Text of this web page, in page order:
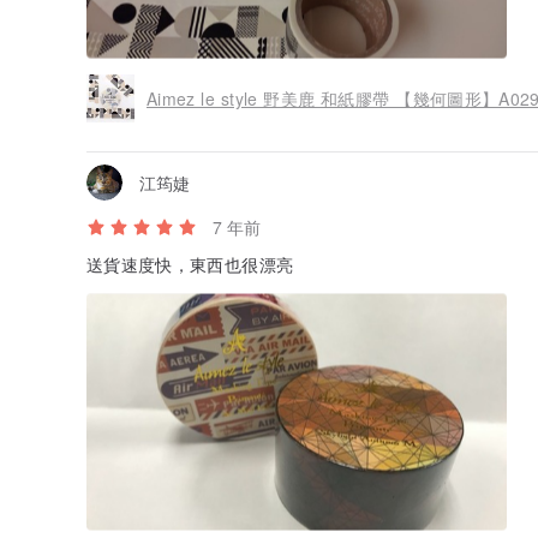
Aimez le style 野美鹿 和紙膠帶 【幾何圖形】
江筠婕
7 年前
送貨速度快，東西也很漂亮